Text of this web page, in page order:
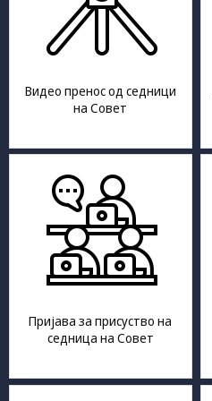
Видео пренос од седници
на Совет
Пријава за присуство на
седница на Совет